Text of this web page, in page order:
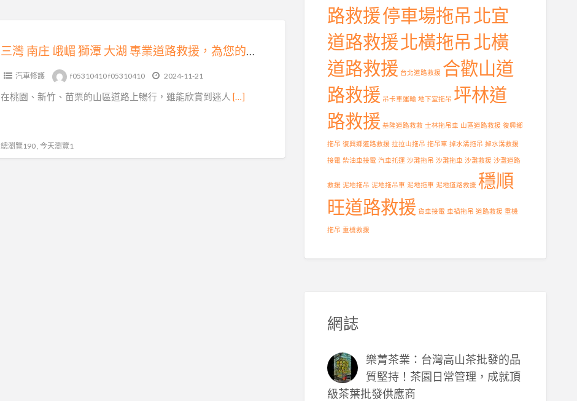
汽車修護 f05310410 f05310410 2024-11-21
在桃園、新竹、苗栗的山區道路上暢行，雖能欣賞到迷人 […]
總瀏覽190 , 今天瀏覽1
路救援停車場拖吊 北宜
道路救援北橫拖吊 北橫
道路救援 台北道路救援 合歡山道
路救援 吊卡車運輸 地下室拖吊 坪林道
路救援 基隆道路救救 士林拖吊車 山區道路救援 復興鄉
拖吊 復興鄉道路救援 拉拉山拖吊 拖吊車 掉水溝拖吊 掉水溝救援
接電 柴油車接電 汽車托運 沙灘拖吊 沙灘拖車 沙灘救援 沙灘道路
救援 泥地拖吊 泥地拖吊車 泥地拖車 泥地道路救援 穩順
旺道路救援 貨車接電 車禍拖吊 道路救援 重機
拖吊 重機救援
網誌
樂菁茶業：台灣高山茶批發的品
質堅持！茶園日常管理，成就頂
級茶葉批發供應商